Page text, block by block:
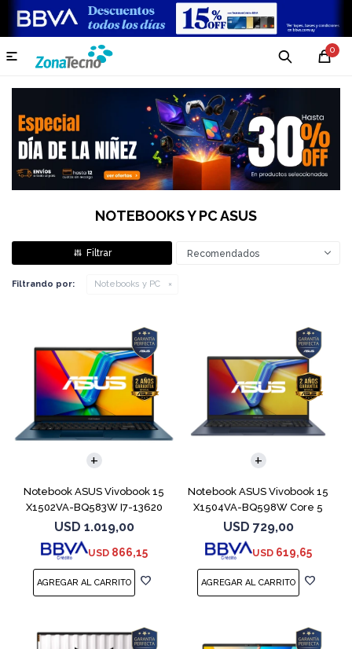
0

NOTEBOOKS Y PC ASUS
Recomendados
Filtrando por: Notebooks y PC
Notebook ASUS Vivobook 15
X1502VA-BQ583W I7-13620
512GB 16GB
USD 1.019,00
USD 866,15
COMPARAR
Notebook ASUS Vivobook 15
X1504VA-BQ598W Core 5
120U 512GB
USD 729,00
USD 619,65
COMPARAR